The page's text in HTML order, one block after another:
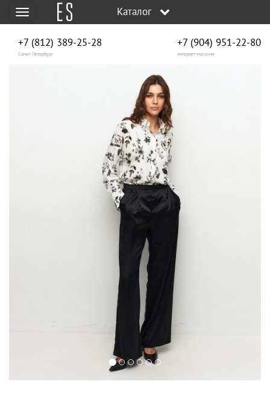
Меню Каталог
+7 (812) 389-25-28
Санкт-Петербург
+7 (904) 951‑22‑80
интернет-магазин